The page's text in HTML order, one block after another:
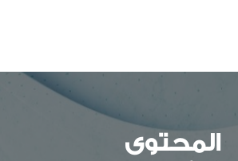
المحتوى